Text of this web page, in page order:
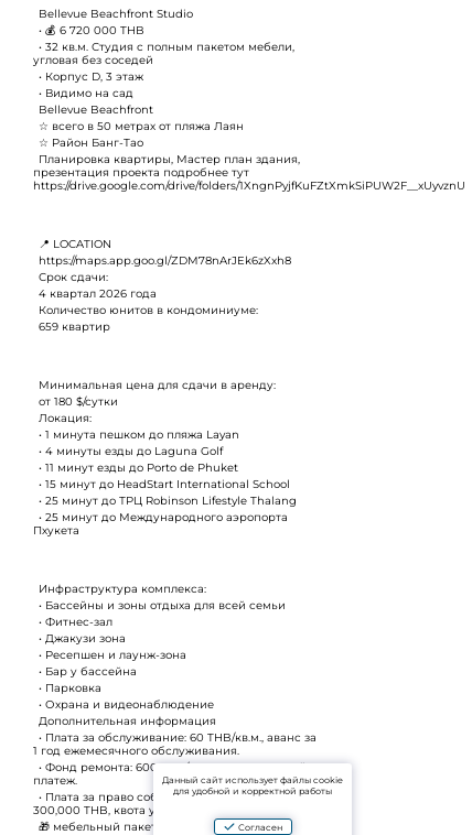
Bellevue Beachfront Studio
• 💰 6 720 000 THB
• 32 кв.м. Студия с полным пакетом мебели,
угловая без соседей
• Корпус D, 3 этаж
• Видимо на сад
Bellevue Beachfront
☆ всего в 50 метрах от пляжа Лаян
☆ Район Банг-Тао
Планировка квартиры, Мастер план здания,
презентация проекта подробнее тут
https://drive.google.com/drive/folders/1XngnPyjfKuFZtXmkSiPUW2F__xUyvznU
📍 LOCATION
https://maps.app.goo.gl/ZDM78nArJEk6zXxh8
Срок сдачи:
4 квартал 2026 года
Количество юнитов в кондоминиуме:
659 квартир
Минимальная цена для сдачи в аренду:
от 180 $/сутки
Локация:
• 1 минута пешком до пляжа Layan
• 4 минуты езды до Laguna Golf
• 11 минут езды до Porto de Phuket
• 15 минут до HeadStart International School
• 25 минут до ТРЦ Robinson Lifestyle Thalang
• 25 минут до Международного аэропорта
Пхукета
Инфраструктура комплекса:
• Бассейны и зоны отдыха для всей семьи
• Фитнес-зал
• Джакузи зона
• Ресепшен и лаунж-зона
• Бар у бассейна
• Парковка
• Охрана и видеонаблюдение
Дополнительная информация
• Плата за обслуживание: 60 THB/кв.м., аванс за
1 год ежемесячного обслуживания.
• Фонд ремонта: 600 THB/кв.м., единоразовый
платеж.
• Плата за право собственности (фрихолд):
300,000 THB, квота у застройщика доступна💯
🎁 мебельный пакет в подарок!
Данный сайт использует файлы cookie
для удобной и корректной работы
Согласен